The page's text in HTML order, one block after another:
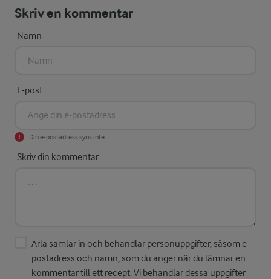
Skriv en kommentar
Namn
E-post
Din e-postadress syns inte
Skriv din kommentar
Arla samlar in och behandlar personuppgifter, såsom e-
postadress och namn, som du anger när du lämnar en
kommentar till ett recept. Vi behandlar dessa uppgifter